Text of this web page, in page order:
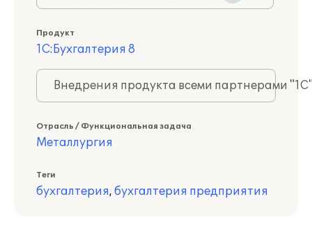
Продукт
1С:Бухгалтерия 8
Внедрения продукта всеми партнерами
Отрасль / Функциональная задача
Металлургия
Теги
бухгалтерия, бухгалтерия предприятия